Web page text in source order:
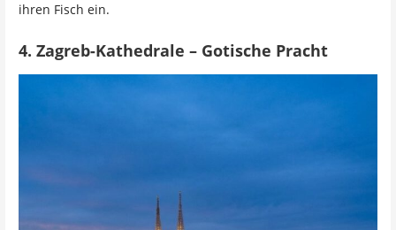
ihren Fisch ein.
4. Zagreb-Kathedrale – Gotische Pracht